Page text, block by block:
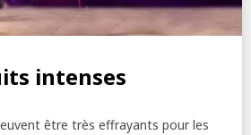
intenses
être très effrayants pour les